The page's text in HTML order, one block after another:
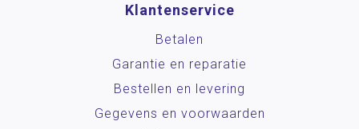
Klantenservice
Betalen
Garantie en reparatie
Bestellen en levering
Gegevens en voorwaarden